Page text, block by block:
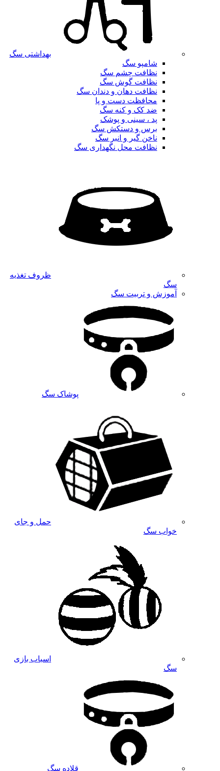
بهداشتی سگ
شامپو سگ
نظافت چشم سگ
نظافت گوش سگ
نظافت دهان و دندان سگ
محافظت دست و پا
ضد کک و کنه سگ
پد ، سینی و پوشک
برس و دستکش سگ
ناخن گیر و انبر سگ
نظافت محل نگهداری سگ
ظروف تغذیه
سگ
آموزش و تربیت سگ
پوشاک سگ
حمل و جای
خواب سگ
اسباب بازی
سگ
قلاده سگ